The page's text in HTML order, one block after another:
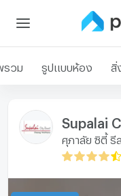
รวม รูปแบบห้อง สิ่
ศุภาลัย ซิตี้